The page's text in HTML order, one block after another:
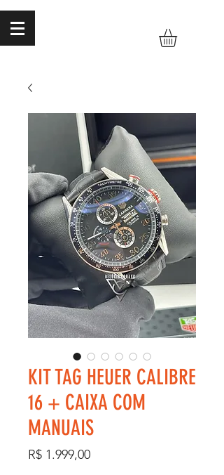
KIT TAG HEUER CALIBRE
16 + CAIXA COM
MANUAIS
R$ 1.999,00Preço